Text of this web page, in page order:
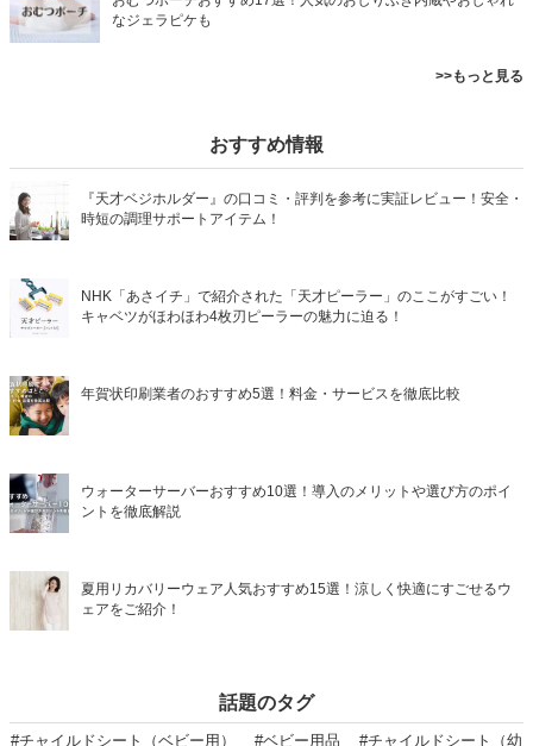
なジェラピケも
>>もっと見る
おすすめ情報
『天才ベジホルダー』の口コミ・評判を参考に実証レビュー！安全・
時短の調理サポートアイテム！
NHK「あさイチ」で紹介された「天才ピーラー」のここがすごい！
キャベツがほわほわ4枚刃ピーラーの魅力に迫る！
年賀状印刷業者のおすすめ5選！料金・サービスを徹底比較
ウォーターサーバーおすすめ10選！導入のメリットや選び方のポイ
ントを徹底解説
夏用リカバリーウェア人気おすすめ15選！涼しく快適にすごせるウ
ェアをご紹介！
話題のタグ
#チャイルドシート（ベビー用） #ベビー用品
#チャイルドシート（幼